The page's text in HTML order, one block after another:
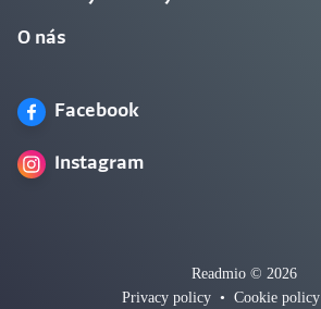
O nás
Facebook
Instagram
Readmio © 2026
Privacy policy • Cookie policy